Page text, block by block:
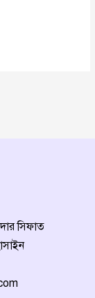
সিফাত